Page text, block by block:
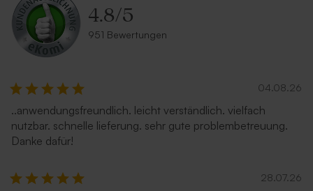
4.8/5
951 Bewertungen
04.08.26
..anwendungsfreundlich. leicht verständlich. vielfach
nutzbar. schnelle lieferung. sehr gute problembetreuung.
Danke dafür!
28.07.26